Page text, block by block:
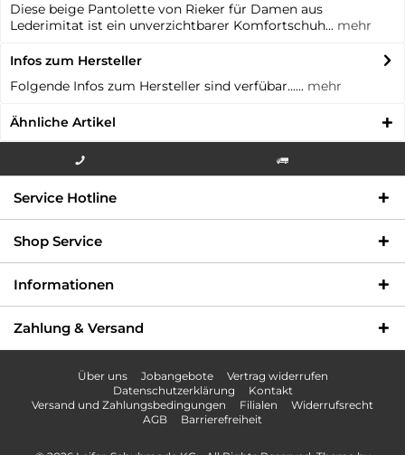
Diese beige Pantolette von Rieker für Damen aus
Lederimitat ist ein unverzichtbarer Komfortschuh... mehr
Infos zum Hersteller
Folgende Infos zum Hersteller sind verfübar...... mehr
Ähnliche Artikel
000
Service Hotline
Shop Service
Informationen
Zahlung & Versand
Über uns Jobangebote
Vertrag widerrufen
Datenschutzerklärung
Kontakt
Versand und Zahlungsbedingungen
Filialen
Widerrufsrecht
AGB
Barrierefreiheit